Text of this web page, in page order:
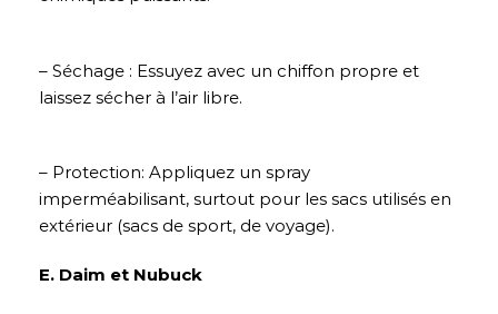
– Séchage : Essuyez avec un chiffon propre et
laissez sécher à l’air libre.
– Protection: Appliquez un spray
imperméabilisant, surtout pour les sacs utilisés en
extérieur (sacs de sport, de voyage).
E. Daim et Nubuck